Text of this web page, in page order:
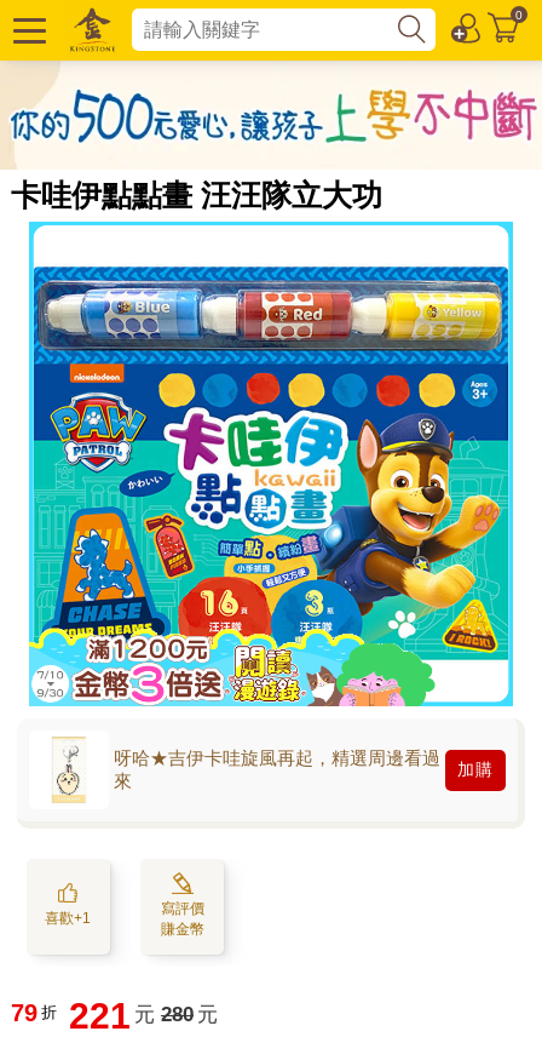
0
卡哇伊點點畫 汪汪隊立大功
呀哈★吉伊卡哇旋風再起，精選周邊看過
來
加購
喜歡+1
寫評價
賺金幣
79 折 221 元 280 元